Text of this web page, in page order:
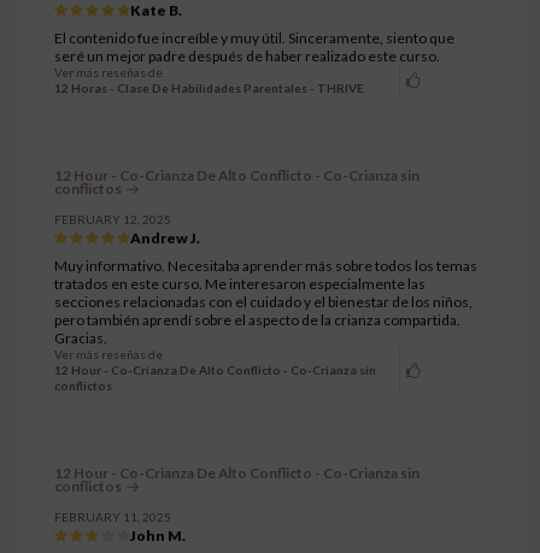
Kate B.
El contenido fue increíble y muy útil. Sinceramente, siento que
seré un mejor padre después de haber realizado este curso.
Ver más reseñas de
12 Horas - Clase De Habilidades Parentales - THRIVE
12 Hour - Co-Crianza De Alto Conflicto - Co-Crianza sin
conflictos
FEBRUARY 12, 2025
Andrew J.
Muy informativo. Necesitaba aprender más sobre todos los temas
tratados en este curso. Me interesaron especialmente las
secciones relacionadas con el cuidado y el bienestar de los niños,
pero también aprendí sobre el aspecto de la crianza compartida.
Gracias.
Ver más reseñas de
12 Hour - Co-Crianza De Alto Conflicto - Co-Crianza sin
conflictos
12 Hour - Co-Crianza De Alto Conflicto - Co-Crianza sin
conflictos
FEBRUARY 11, 2025
John M.